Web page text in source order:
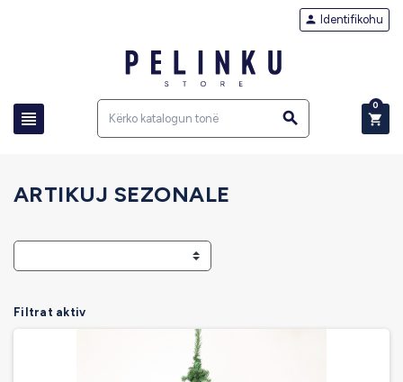
 
 Identifikohu

0
ARTIKUJ SEZONALE
Filtrat aktiv